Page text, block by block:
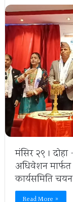
मंसिर २९ ।
अधिवेशन
कार्यसमिति चयन
Read More »